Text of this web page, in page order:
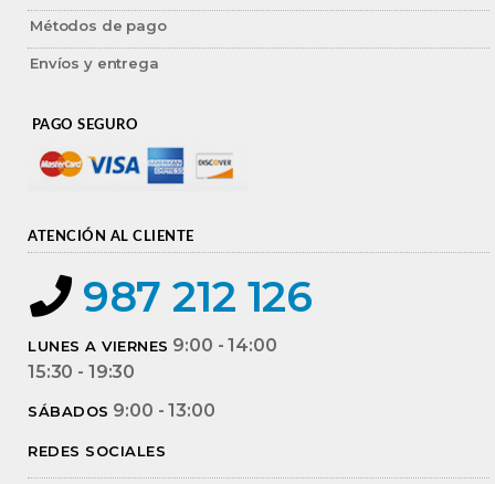
Métodos de pago
Envíos y entrega
PAGO SEGURO
ATENCIÓN AL CLIENTE
987 212 126
LUNES A VIERNES 9:00 - 14:00
15:30 - 19:30
SÁBADOS 9:00 - 13:00
REDES SOCIALES